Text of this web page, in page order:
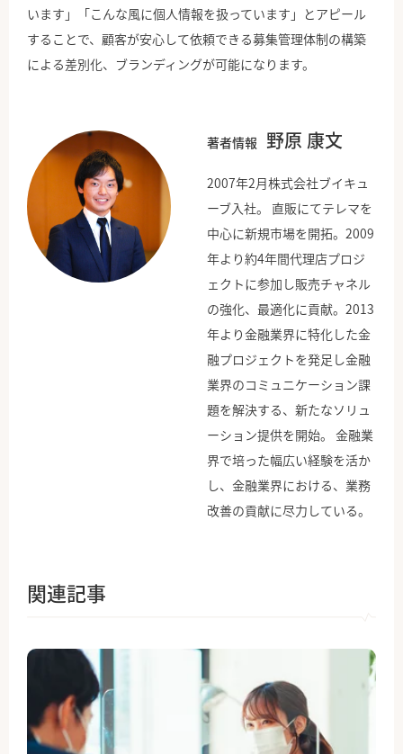
います」「こんな風に個人情報を扱っています」とアピール
することで、顧客が安心して依頼できる募集管理体制の構築
による差別化、ブランディングが可能になります。
著者情報 野原 康文
2007年2月株式会社ブイキュ
ーブ入社。 直販にてテレマを
中心に新規市場を開拓。2009
年より約4年間代理店プロジ
ェクトに参加し販売チャネル
の強化、最適化に貢献。2013
年より金融業界に特化した金
融プロジェクトを発足し金融
業界のコミュニケーション課
題を解決する、新たなソリュ
ーション提供を開始。 金融業
界で培った幅広い経験を活か
し、金融業界における、業務
改善の貢献に尽力している。
関連記事